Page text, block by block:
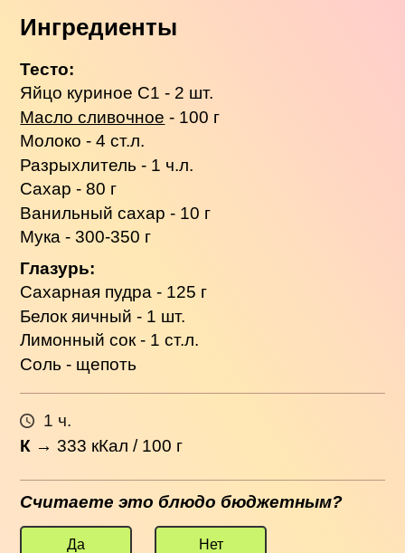
Ингредиенты
Тесто:
Яйцо куриное С1 - 2 шт.
Масло сливочное - 100 г
Молоко - 4 ст.л.
Разрыхлитель - 1 ч.л.
Сахар - 80 г
Ванильный сахар - 10 г
Мука - 300-350 г
Глазурь:
Сахарная пудра - 125 г
Белок яичный - 1 шт.
Лимонный сок - 1 ст.л.
Соль - щепоть
1 ч.
К →333 кКал / 100 г
Считаете это блюдо бюджетным?
Да Нет